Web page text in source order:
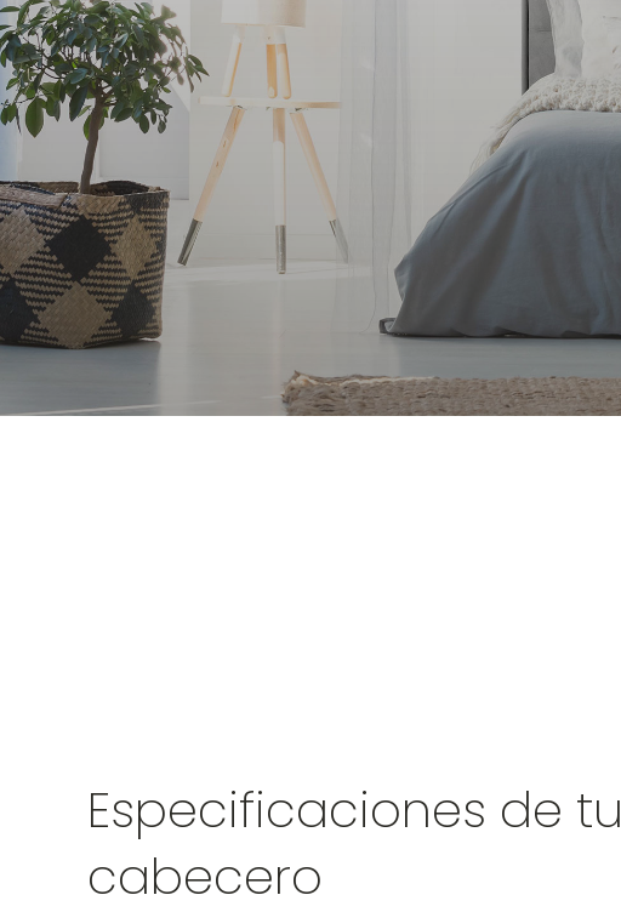
Especificaciones de tu
cabecero